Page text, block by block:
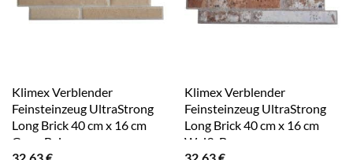
Klimex Verblender
Feinsteinzeug UltraStrong
Long Brick 40 cm x 16 cm
Grau-Beige
Klimex Verblender
Feinsteinzeug UltraStrong
Long Brick 40 cm x 16 cm
Weiß-Braun